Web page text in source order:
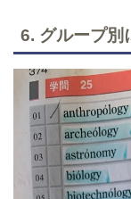
6. グループ別